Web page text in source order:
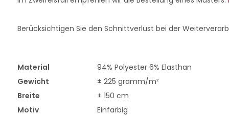
Berücksichtigen Sie den Schnittverlust bei der
Material
94% Polyester 6% Elasthan
Gewicht
± 225 gramm/m²
Breite
± 150 cm
Motiv
Einfarbig